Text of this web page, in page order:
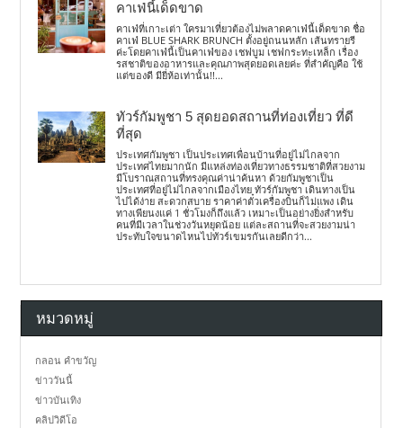
คาเฟ่นี้เด็ดขาด
คาเฟ่ที่เกาะเต่า ใครมาเที่ยวต้องไม่พลาดคาเฟ่นี้เด็ดขาด ชื่อ
คาเฟ่ BLUE SHARK BRUNCH ตั้งอยู่ถนนหลัก เส้นทรายรี
ค่ะโดยคาเฟ่นี้เป็นคาเฟ่ของ เชฟบูม เชฟกระทะเหล็ก เรื่อง
รสชาติของอาหารและคุณภาพสุดยอดเลยค่ะ ที่สำคัญคือ ใช้
แต่ของดี มียี่ห้อเท่านั้น!!...
ทัวร์กัมพูชา 5 สุดยอดสถานที่ท่องเที่ยว ที่ดี
ที่สุด
ประเทศกัมพูชา เป็นประเทศเพื่อนบ้านที่อยู่ไม่ไกลจาก
ประเทศไทยมากนัก มีแหล่งท่องเที่ยวทางธรรมชาติที่สวยงาม
มีโบราณสถานที่ทรงคุณค่าน่าค้นหา ด้วยกัมพูชาเป็น
ประเทศที่อยู่ไม่ไกลจากเมืองไทย ทัวร์กัมพูชา เดินทางเป็น
ไปได้ง่าย สะดวกสบาย ราคาค่าตั๋วเครื่องบินก็ไม่แพง เดิน
ทางเพียนงแค่ 1 ชั่วโมงก็ถึงแล้ว เหมาะเป็นอย่างยิ่งสำหรับ
คนที่มีเวลาในช่วงวันหยุดน้อย แต่ละสถานที่จะสวยงามน่า
ประทับใจขนาดไหนไปทัวร์เขมรกันเลยดีกว่า...
หมวดหมู่
กลอน คำขวัญ
ข่าววันนี้
ข่าวบันเทิง
คลิปวิดีโอ